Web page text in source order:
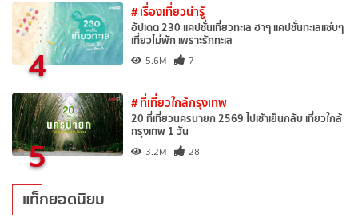
4
# เรื่องเที่ยวน่ารู้
อัปเดต 230 แคปชั่นเที่ยวทะเล ฮาๆ แคปชั่นทะเลแซ่บๆ
เที่ยวไม่พัก เพราะรักทะเล
5.6M 7
5
# ที่เที่ยวใกล้กรุงเทพ
20 ที่เที่ยวนครนายก 2569 ไปเช้าเย็นกลับ เที่ยวใกล้
กรุงเทพ 1 วัน
3.2M 28
แท็กยอดนิยม